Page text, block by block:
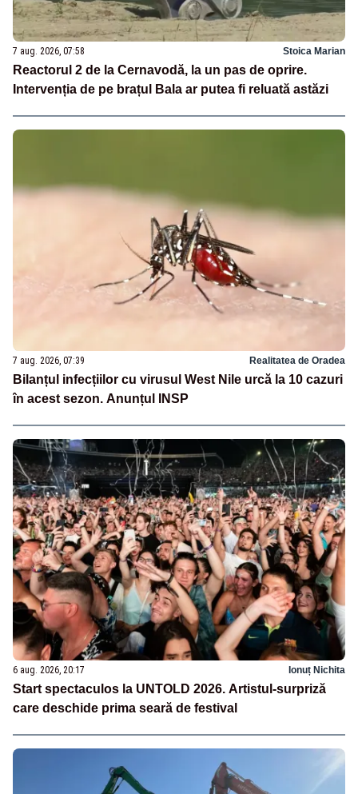
7 aug. 2026, 07:58 Stoica Marian
Reactorul 2 de la Cernavodă, la un pas de oprire.
Intervenția de pe brațul Bala ar putea fi reluată astăzi
7 aug. 2026, 07:39 Realitatea de Oradea
Bilanțul infecțiilor cu virusul West Nile urcă la 10 cazuri
în acest sezon. Anunțul INSP
6 aug. 2026, 20:17 Ionuț Nichita
Start spectaculos la UNTOLD 2026. Artistul-surpriză
care deschide prima seară de festival